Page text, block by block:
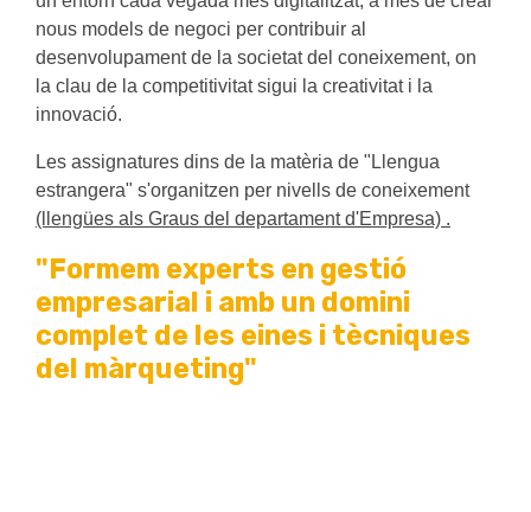
nous models de negoci per contribuir al
desenvolupament de la societat del coneixement, on
la clau de la competitivitat sigui la creativitat i la
innovació.
Les assignatures dins de la matèria de "Llengua
estrangera" s'organitzen per nivells de coneixement
(llengües als Graus del departament d'Empresa) .
"Formem experts en gestió
empresarial i amb un domini
complet de les eines i tècniques
del màrqueting"